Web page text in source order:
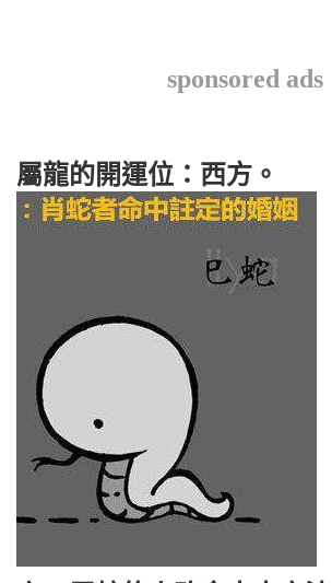
sponsored ads
屬龍的開運位：西方。